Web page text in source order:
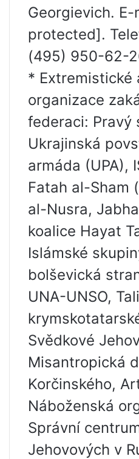
Georgievich.
protected].
(495) 950-62-
* Extremistické
organizace
federaci: Pravý
Ukrajinská
armáda (UPA),
Fatah al-Sham
al-Nusra,
koalice Hayat
Islámské
bolševická
UNA-UNSO,
Svědkové
Misantropická
Korčinského,
Náboženská
Správní
Jehovových v